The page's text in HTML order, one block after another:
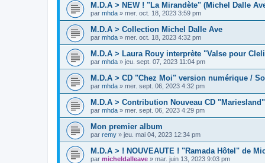
M.D.A > NEW ! "La Mirandète" (Michel Dalle
par mhda » mer. oct. 18, 2023 3:59 pm
M.D.A > Collection Michel Dalle Ave
par mhda » mer. oct. 18, 2023 4:32 pm
M.D.A > Laura Rouy interprète "Valse pour
par mhda » jeu. sept. 07, 2023 11:04 pm
M.D.A > CD "Chez Moi" version numérique /
par mhda » mer. sept. 06, 2023 4:32 pm
M.D.A > Contribution Nouveau CD "Mariesland"
par mhda » mer. sept. 06, 2023 4:29 pm
Mon premier album
par remy » jeu. mai 04, 2023 12:34 pm
M.D.A > ! NOUVEAUTE ! "Ramada Hôtel" de
par micheldalleave » mar. juin 13, 2023 9:03 pm